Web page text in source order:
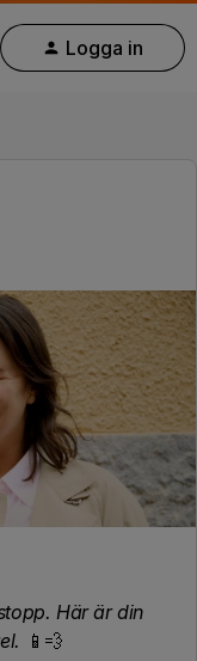
Logga in
Här är din
📱💨